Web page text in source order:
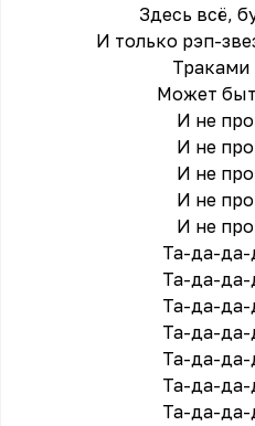
Здесь всё,
И только рэп-
Траками
Может
И не
И не
И не
И не
И не
Та-да-
Та-да-
Та-да-
Та-да-
Та-да-
Та-да-
Та-да-